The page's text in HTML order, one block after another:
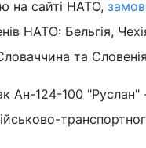
на сайті НАТО,
НАТО: Бельгія,
та
Ан-124-100 "Руслан"